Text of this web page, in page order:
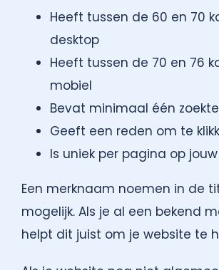
Heeft tussen de 60 en 70
desktop
Heeft tussen de 70 en 76
mobiel
Bevat minimaal één
Geeft een reden om te
Is uniek per pagina op
Een merknaam noemen in de
mogelijk. Als je al een bekend
helpt dit juist om je website te